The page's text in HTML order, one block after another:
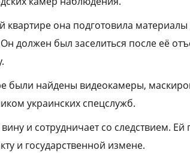
квартире она подготовила
должен был заселиться после её
были найдены видеокамеры,
украинских спецслужб.
и сотрудничает со следствием.
и государственной измене.